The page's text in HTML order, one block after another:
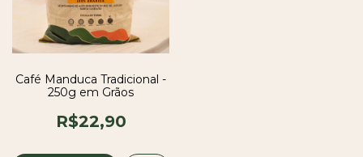
Café Manduca Tradicional -
250g em Grãos
R$22,90